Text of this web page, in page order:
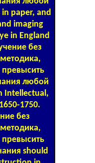
paper, and
imaging
in England
без
любой
Intellectual,
1750.
без
should